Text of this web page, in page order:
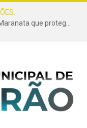
Projeto de autoria do presidente Gessé Maranata que protege as estradas vicinais de Trairão é transformado em lei